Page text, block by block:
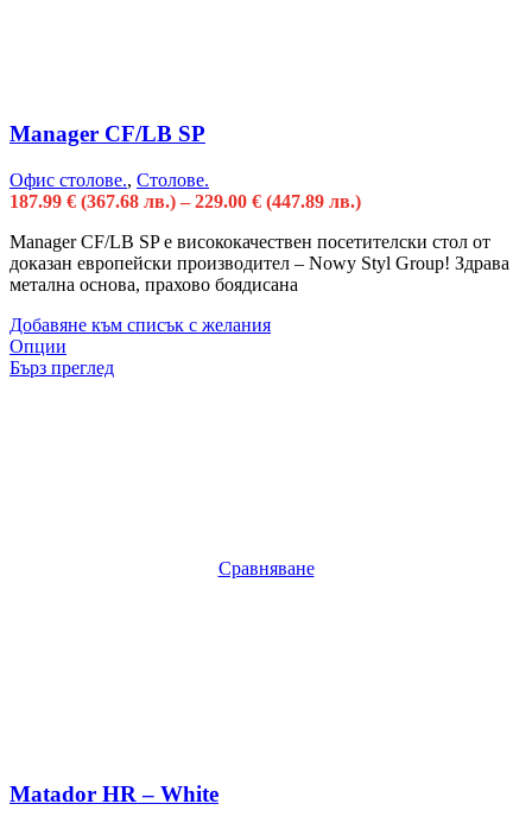
Manager CF/LB SP
Офис столове., Столове.
187.99 € (367.68 лв.) – 229.00 € (447.89 лв.)
Manager CF/LB SP е висококачествен посетителски стол от
доказан европейски производител – Nowy Styl Group! Здрава
метална основа, прахово боядисана
Добавяне към списък с желания
Опции
Бърз преглед
Сравняване
Matador HR – White